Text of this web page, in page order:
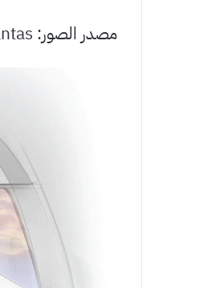
مصدر الصور: Qantas